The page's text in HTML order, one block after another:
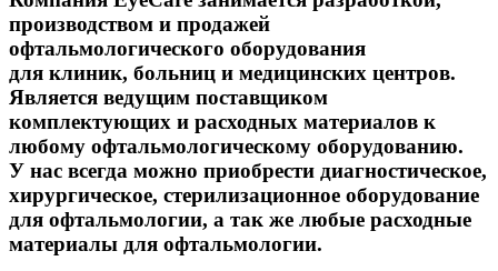
производством и продажей
офтальмологического оборудования
для клиник, больниц и медицинских центров.
Является ведущим поставщиком
комплектующих и расходных материалов к
любому офтальмологическому оборудованию.
У нас всегда можно приобрести диагностическое,
хирургическое, стерилизационное оборудование
для офтальмологии, а так же любые расходные
материалы для офтальмологии.